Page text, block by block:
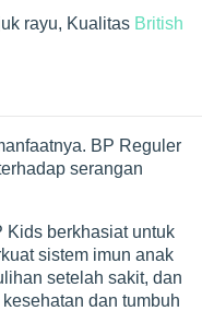
rayu, Kualitas British
BP Reguler
serangan
Kids berkhasiat untuk
sistem imun anak
setelah sakit, dan
dan tumbuh